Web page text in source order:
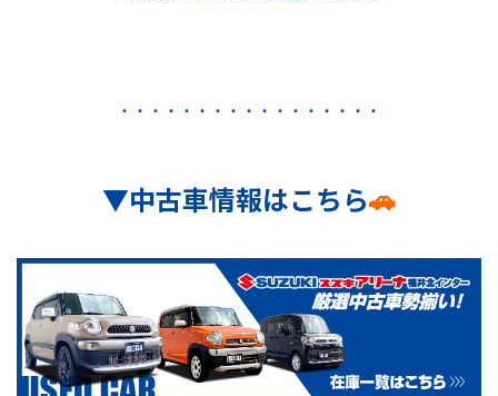
・・・・・・・・・・・・・・・・・
▼中古車情報はこちら🚗